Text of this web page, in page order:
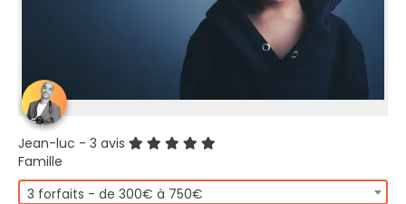
Jean-luc - 3 avis
Famille
3 forfaits - de 300€ à 750€